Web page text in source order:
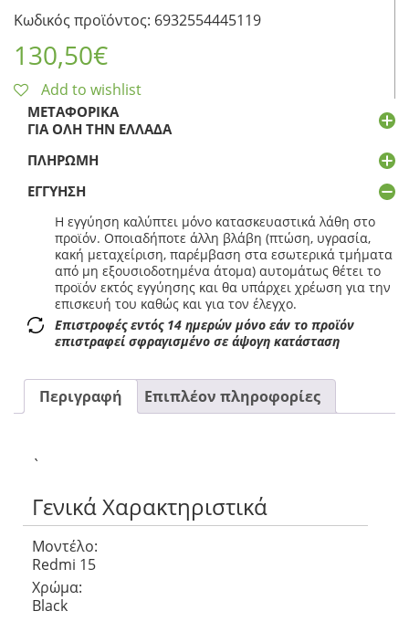
Κωδικός προϊόντος: 6932554445119
130,50€
Add to wishlist
ΜΕΤΑΦΟΡΙΚΆ
ΓΙΑ ΌΛΗ ΤΗΝ ΕΛΛΆΔΑ
ΠΛΗΡΩΜΉ
ΕΓΓΎΗΣΗ
Η εγγύηση καλύπτει μόνο κατασκευαστικά λάθη στο
προϊόν. Οποιαδήποτε άλλη βλάβη (πτώση, υγρασία,
κακή μεταχείριση, παρέμβαση στα εσωτερικά τμήματα
από μη εξουσιοδοτημένα άτομα) αυτομάτως θέτει το
προϊόν εκτός εγγύησης και θα υπάρχει χρέωση για την
επισκευή του καθώς και για τον έλεγχο.
Επιστροφές εντός 14 ημερών μόνο εάν το προϊόν
επιστραφεί σφραγισμένο σε άψογη κατάσταση
Περιγραφή Επιπλέον πληροφορίες
`
Γενικά Χαρακτηριστικά
Μοντέλο:
Redmi 15
Χρώμα:
Black